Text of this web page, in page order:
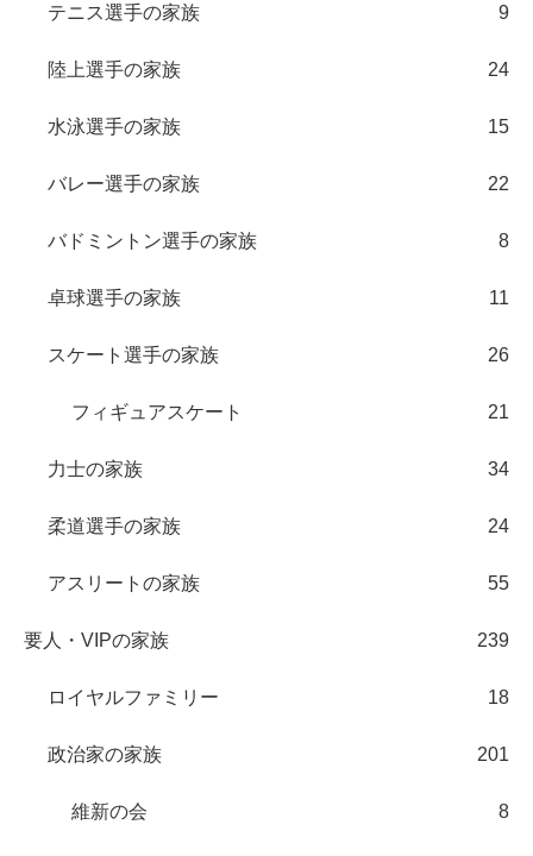
テニス選手の家族 9
陸上選手の家族 24
水泳選手の家族 15
バレー選手の家族 22
バドミントン選手の家族 8
卓球選手の家族 11
スケート選手の家族 26
フィギュアスケート 21
力士の家族 34
柔道選手の家族 24
アスリートの家族 55
要人・VIPの家族 239
ロイヤルファミリー 18
政治家の家族 201
維新の会 8